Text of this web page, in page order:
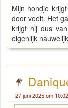
Mijn hondje
door voelt. Het
krijgt hij dus
eigenlijk
27 juni 2025 om 10:02